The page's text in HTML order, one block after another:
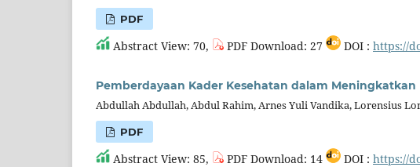
PDF
Abstract View: 70, PDF Download: 27 DOI : https://
Pemberdayaan Kader Kesehatan dalam
Abdullah Abdullah, Abdul Rahim, Arnes Yuli Vandika, Lorensius
PDF
Abstract View: 85, PDF Download: 14 DOI : https://